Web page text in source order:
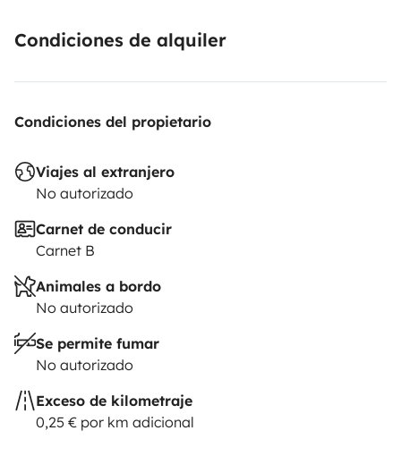
Condiciones de alquiler
Condiciones del propietario
Viajes al extranjero
No autorizado
Carnet de conducir
Carnet B
Animales a bordo
No autorizado
Se permite fumar
No autorizado
Exceso de kilometraje
0,25 € por km adicional